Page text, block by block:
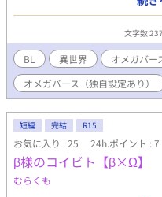
オメガ？？ 「オメガはひれ
メガの地位が低い世界に転
します。 ただ、早い段階で
ないかというと・・・それは
「婚約破棄され売れ残りなの
た。」 が、終わったら書き
い ※短話ですけど1話ではな
（12話で収まればいいな）
現代が同時に出てきます。 ※
が入ります。（オメガ同士
快楽に弱いです。 ※目指せ1
文字数
BL 異世界 オメガバー
オメガバース（独自設定あり）
短編 完結 R15
お気に入り : 25 24h.ポイント : 7
β様のコイビト【β×Ω】
むらくも